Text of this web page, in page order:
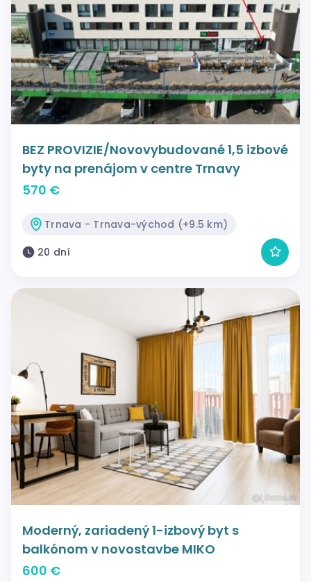
BEZ PROVIZIE/Novovybudované 1,5 izbové
byty na prenájom v centre Trnavy
570 €
Trnava - Trnava-východ (+9.5 km)
20 dní
Moderný, zariadený 1-izbový byt s
balkónom v novostavbe MIKO
600 €